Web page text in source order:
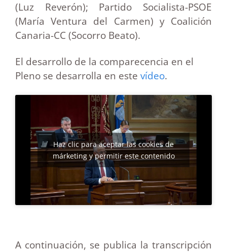
(Luz Reverón); Partido Socialista-PSOE
(María Ventura del Carmen) y Coalición
Canaria-CC (Socorro Beato).
El desarrollo de la comparecencia en el
Pleno se desarrolla en este vídeo.
Haz clic para aceptar las cookies de
márketing y permitir este contenido
A continuación, se publica la transcripción